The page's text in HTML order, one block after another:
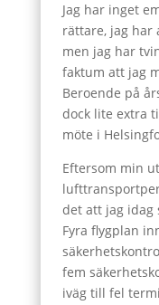
Jag har inget
rättare, jag har
men jag har
faktum att jag
Beroende på
dock lite extra
möte i
Eftersom min
det att jag idag
Fyra flygplan
fem
iväg till fel